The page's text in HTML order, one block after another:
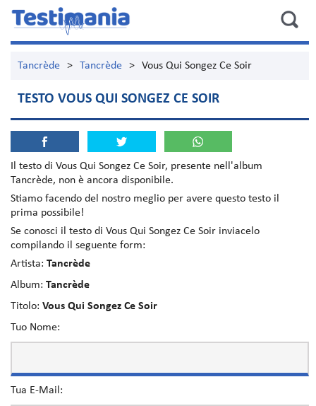
Tancrède > Tancrède > Vous Qui Songez Ce Soir
TESTO VOUS QUI SONGEZ CE SOIR
Il testo di Vous Qui Songez Ce Soir, presente nell'album
Tancrède, non è ancora disponibile.
Stiamo facendo del nostro meglio per avere questo testo il
prima possibile!
Se conosci il testo di Vous Qui Songez Ce Soir inviacelo
compilando il seguente form:
Artista: Tancrède
Album: Tancrède
Titolo: Vous Qui Songez Ce Soir
Tuo Nome:
Tua E-Mail: